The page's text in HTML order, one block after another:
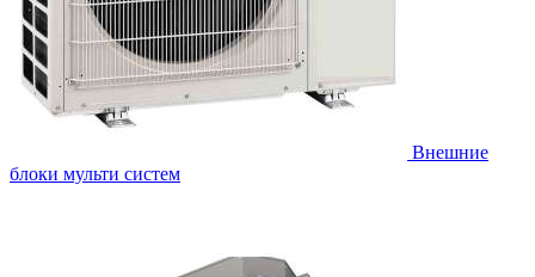
Внешние
блоки мульти систем